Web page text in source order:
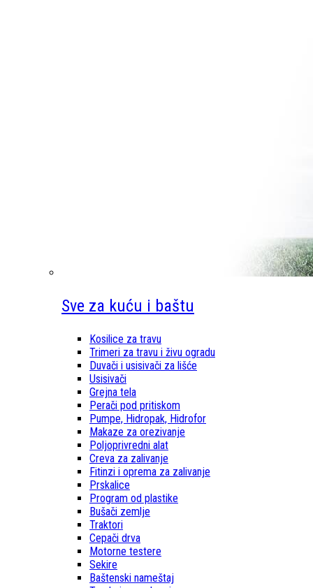
Sve za kuću i baštu
Kosilice za travu
Trimeri za travu i živu ogradu
Duvači i usisivači za lišće
Usisivači
Grejna tela
Perači pod pritiskom
Pumpe, Hidropak, Hidrofor
Makaze za orezivanje
Poljoprivredni alat
Creva za zalivanje
Fitinzi i oprema za zalivanje
Prskalice
Program od plastike
Bušači zemlje
Traktori
Cepači drva
Motorne testere
Sekire
Baštenski nameštaj